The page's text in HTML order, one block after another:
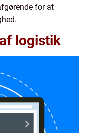
for at
logistik